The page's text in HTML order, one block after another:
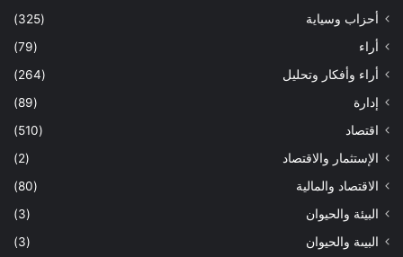
أحزاب وسياية
(325)
أراء
(79)
أراء وأفكار وتحليل
(264)
إدارة
(89)
اقتصاد
(510)
الإستثمار والاقتصاد
(2)
الاقتصاد والمالية
(80)
البيئة والحيوان
(3)
البيىة والحيوان
(3)